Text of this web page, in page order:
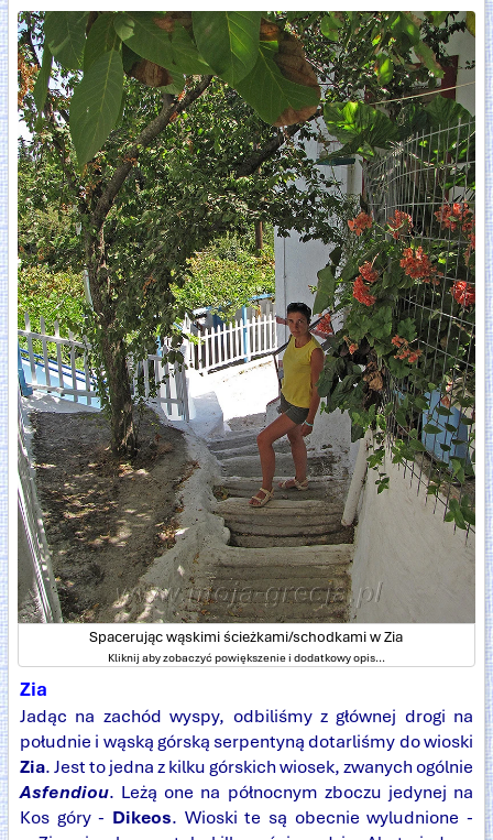
Spacerując wąskimi ścieżkami/schodkami w Zia
Kliknij aby zobaczyć powiększenie i dodatkowy opis...
Zia
Jadąc na zachód wyspy, odbiliśmy z głównej drogi na
południe i wąską górską serpentyną dotarliśmy do wioski
Zia. Jest to jedna z kilku górskich wiosek, zwanych ogólnie
Asfendiou. Leżą one na północnym zboczu jedynej na
Kos góry - Dikeos. Wioski te są obecnie wyludnione -